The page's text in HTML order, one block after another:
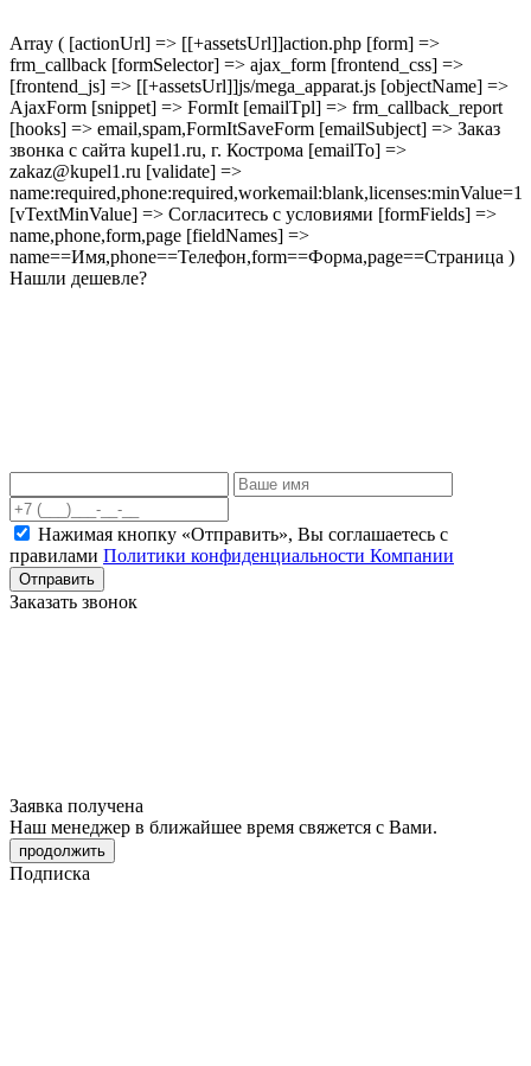
Array ( [actionUrl] => [[+assetsUrl]]action.php [form] =>
frm_callback [formSelector] => ajax_form [frontend_css] =>
[frontend_js] => [[+assetsUrl]]js/mega_apparat.js [objectName] =>
AjaxForm [snippet] => FormIt [emailTpl] => frm_callback_report
[hooks] => email,spam,FormItSaveForm [emailSubject] => Заказ
звонка с сайта kupel1.ru, г. Кострома [emailTo] =>
zakaz@kupel1.ru [validate] =>
name:required,phone:required,workemail:blank,licenses:minValue=1
[vTextMinValue] => Согласитесь с условиями [formFields] =>
name,phone,form,page [fieldNames] =>
name==Имя,phone==Телефон,form==Форма,page==Страница )
Нашли дешевле?
Нажимая кнопку «Отправить», Вы соглашаетесь c
правилами Политики конфиденциальности Компании
Отправить
Заказать звонок
Заявка получена
Наш менеджер в ближайшее время свяжется с Вами.
продолжить
Подписка